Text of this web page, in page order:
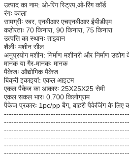
उत्पाद का नाम: ओ-रिंग स्ट्रिप,ओ-रिंग कॉर्ड
रंगः काला
सामग्रीः रबर, एनबीआर एचएनबीआर ईपीडीएम
कठोरताः 70 किनारा, 90 किनारा, 75 किनारा
उत्पत्ति का स्थानः ताइवान
शैलीः मशीन सील
अनुप्रयोग मशीन: निर्माण मशीनरी और निर्माण उद्योग
मानक या गैर-मानकः मानक
पैकेजः औद्योगिक पैकेज
बिक्री इकाइयां: एकल आइटम
एकल पैकेज का आकारः 25X25X25 सेमी
एकल सकल भारः 0.700 किलोग्राम
पैकेज प्रकारः 1pc/pp बैग, बाहरी पैकेजिंग के लिए